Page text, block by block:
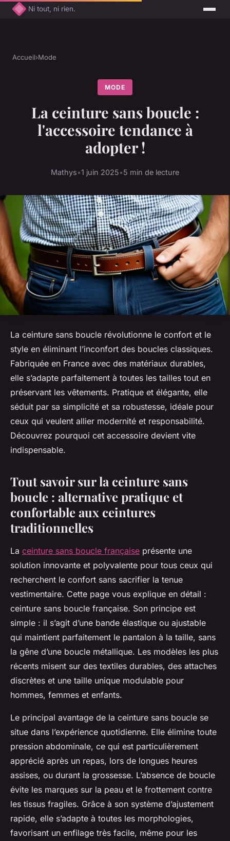
Ni tout, ni rien.
Accueil›Mode
MODE
La ceinture sans boucle :
l'accessoire tendance à
adopter !
Mathys•1 juin 2025•5 min de lecture
La ceinture sans boucle révolutionne le confort et le
style en éliminant l’inconfort des boucles classiques.
Fabriquée en France avec des matériaux durables,
elle s’adapte parfaitement à toutes les tailles tout en
préservant les vêtements. Pratique et élégante, elle
séduit par sa simplicité et sa robustesse, idéale pour
ceux qui veulent allier modernité et responsabilité.
Découvrez pourquoi cet accessoire devient vite
indispensable.
Tout savoir sur la ceinture sans
boucle : alternative pratique et
confortable aux ceintures
traditionnelles
La ceinture sans boucle française présente une
solution innovante et polyvalente pour tous ceux qui
recherchent le confort sans sacrifier la tenue
vestimentaire. Cette page vous explique en détail :
ceinture sans boucle française. Son principe est
simple : il s’agit d’une bande élastique ou ajustable
qui maintient parfaitement le pantalon à la taille, sans
la gêne d’une boucle métallique. Les modèles les plus
récents misent sur des textiles durables, des attaches
discrètes et une taille unique modulable pour
hommes, femmes et enfants.
Le principal avantage de la ceinture sans boucle se
situe dans l’expérience quotidienne. Elle élimine toute
pression abdominale, ce qui est particulièrement
apprécié après un repas, lors de longues heures
assises, ou durant la grossesse. L’absence de boucle
évite les marques sur la peau et le frottement contre
les tissus fragiles. Grâce à son système d’ajustement
rapide, elle s’adapte à toutes les morphologies,
favorisant un enfilage très facile, même pour les